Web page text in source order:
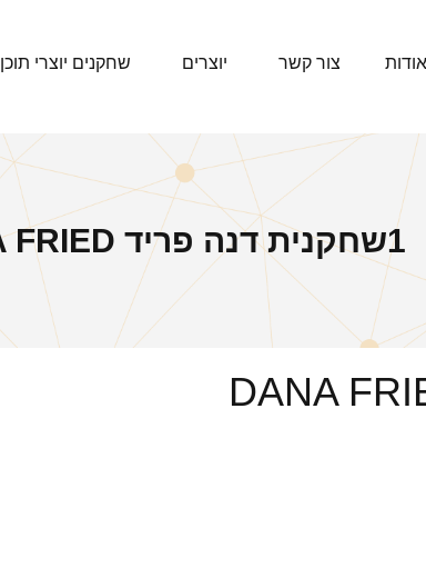
אודות צור קשר יוצרים שחקנים יוצרי תוכן
1שחקנית דנה פריד DANA FRIED